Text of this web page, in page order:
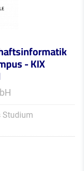
- KIX
Studium